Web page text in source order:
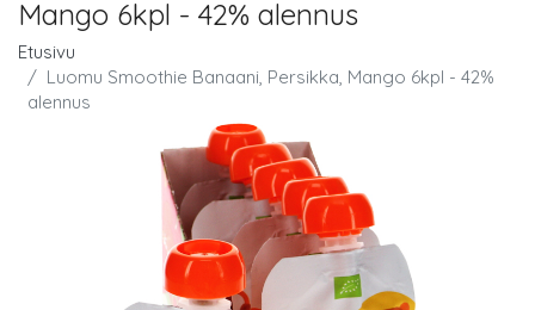
Mango 6kpl - 42% alennus
Etusivu
Luomu Smoothie Banaani, Persikka, Mango 6kpl - 42%
alennus